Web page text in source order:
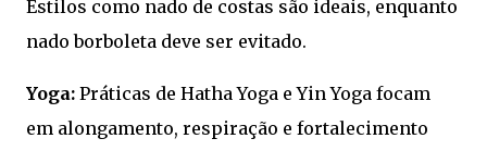
Estilos como nado de costas são ideais, enquanto
nado borboleta deve ser evitado.
Yoga: Práticas de Hatha Yoga e Yin Yoga focam
em alongamento, respiração e fortalecimento